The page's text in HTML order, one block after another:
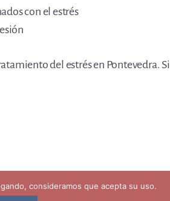
con el estrés
del estrés en Pontevedra. Si
consideramos que acepta su uso.